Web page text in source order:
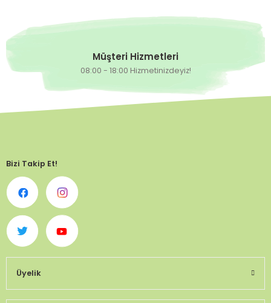
Müşteri Hizmetleri
08:00 - 18:00 Hizmetinizdeyiz!
Bizi Takip Et!
Üyelik